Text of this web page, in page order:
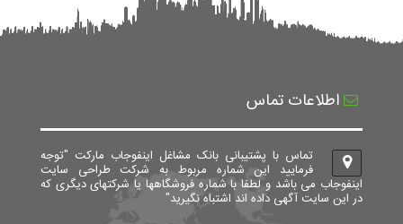
اطلاعات تماس
تماس با پشتیبانی بانک مشاغل اینفوجاب مارکت "توجه
فرمایید این شماره مربوط به شرکت طراحی سایت
اینفوجاب می باشد و لطفا با شماره فروشگاهها یا شرکتهای دیگری که
در این سایت آگهی داده اند اشتباه نگیرید"